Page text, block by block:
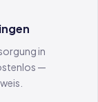
in
—